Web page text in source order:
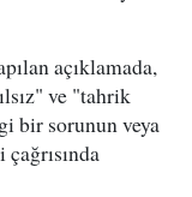
açıklamada,
ve "tahrik
bir sorunun veya